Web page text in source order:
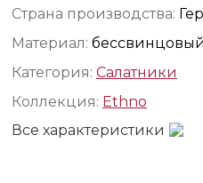
Страна производства:
Материал: бессвинцовый
Категория: Салатники
Коллекция: Ethno
Все характеристики